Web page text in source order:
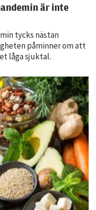
är inte
tycks nästan
påminner om att
låga sjuktal.
Nödvändiga
Dessa kakor
går inte att
välja bort. De
behövs för
att hemsidan
över huvud
taget ska
fungera.
Statistik
För att vi ska
kunna
förbättra